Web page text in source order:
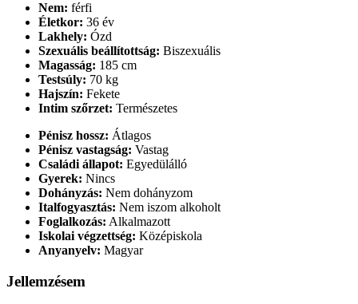
Nem: férfi
Életkor: 36 év
Lakhely: Ózd
Szexuális beállítottság: Biszexuális
Magasság: 185 cm
Testsúly: 70 kg
Hajszín: Fekete
Intim szőrzet: Természetes
Pénisz hossz: Átlagos
Pénisz vastagság: Vastag
Családi állapot: Egyedülálló
Gyerek: Nincs
Dohányzás: Nem dohányzom
Italfogyasztás: Nem iszom alkoholt
Foglalkozás: Alkalmazott
Iskolai végzettség: Középiskola
Anyanyelv: Magyar
Jellemzésem